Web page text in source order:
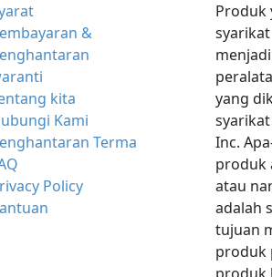
&
kita
Kami
Terma
Policy
Produk
yang
Inc.
produk
atau
adalah
tujuan
produk